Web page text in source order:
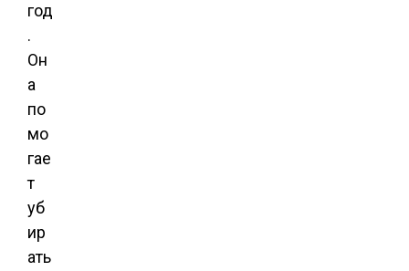
год
.
Он
а
по
мо
гае
т
уб
ир
ать